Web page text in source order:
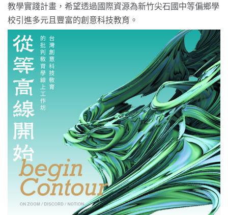
教學實踐計畫， 希望透過國際資源為新竹尖石國中等偏鄉學
校引進多元且豐富的創意科技教育。